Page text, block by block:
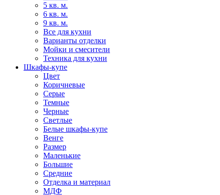
5 кв. м.
6 кв. м.
9 кв. м.
Все для кухни
Варианты отделки
Мойки и смесители
Техника для кухни
Шкафы-купе
Цвет
Коричневые
Серые
Темные
Черные
Светлые
Белые шкафы-купе
Венге
Размер
Маленькие
Большие
Средние
Отделка и материал
МДФ